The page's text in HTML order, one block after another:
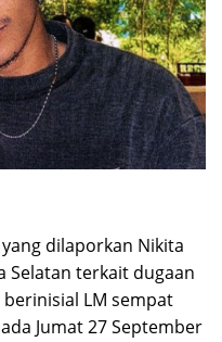
dilaporkan Nikita
Selatan terkait dugaan
LM sempat
Jumat 27 September